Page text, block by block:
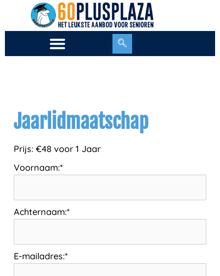
de
Jaarlidmaatschap
Prijs: €48 voor 1 Jaar
Voornaam:*
Achternaam:*
E-mailadres:*